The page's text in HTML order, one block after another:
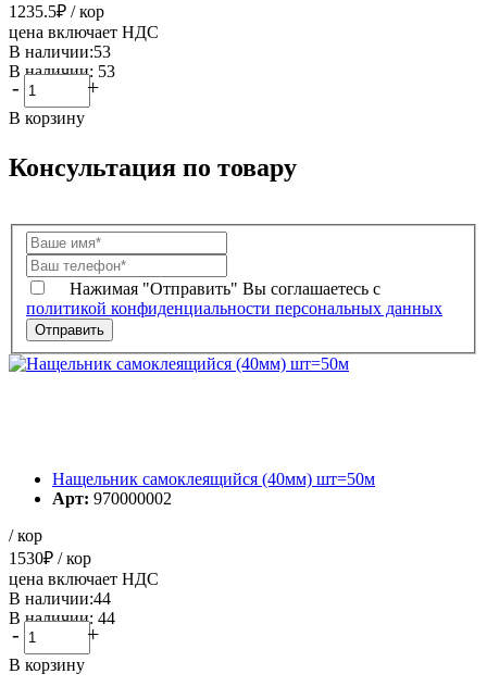
1235.5₽ / кор
цена включает НДС
В наличии:53
В наличии: 53
- +
В корзину
Консультация по товару
Нажимая "Отправить" Вы соглашаетесь с
политикой конфиденциальности персональных данных
Нащельник самоклеящийся (40мм) шт=50м
Арт: 970000002
/ кор
1530₽ / кор
цена включает НДС
В наличии:44
В наличии: 44
- +
В корзину